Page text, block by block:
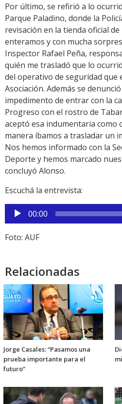
Por último, se refirió a lo
Parque Paladino, donde la
revisación en la tienda oficial
enteramos y con mucha
Inspector Rafael Peña,
quién me trasladó que lo
del operativo de seguridad que
Asociación. Además se
impedimento de entrar con la
Progreso con el rostro de
aceptó esa indumentaria como
manera íbamos a trasladar un
Nos hemos informado con la
Deporte y hemos marcado
concluyó Alonso.
Escuchá la entrevista:
Reproductor
de
audio
00:00
Foto: AUF
Relacionadas
Jorge Casales: “Pasamos una
prueba importante para el
futuro”